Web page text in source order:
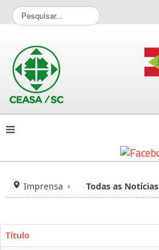
P
e
u
i
s
a
.
Imprensa Todas as Notícias
Título